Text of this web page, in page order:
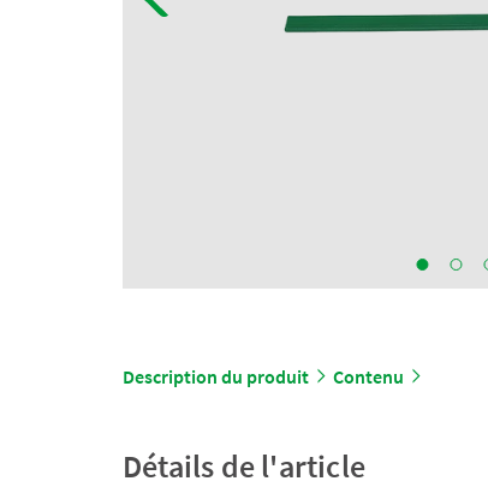
Description du produit Contenu
Détails de l'article